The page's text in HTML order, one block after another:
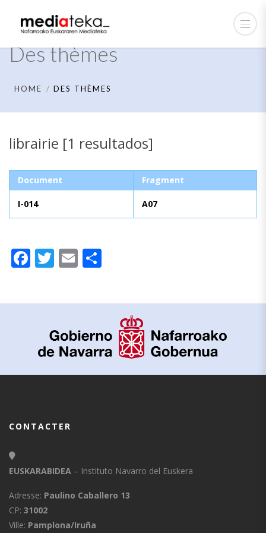
Des thèmes
HOME DES THÈMES
librairie [1 resultados]
Document Fragment
I-014 A07
Facebook
Twitter
Email
CONTACTER
EUSKARABIDEA – Instituto Navarro del Euskera
Adresse: Paulino Caballero 13
CP: 31002
Ville: Pamplona/Iruña